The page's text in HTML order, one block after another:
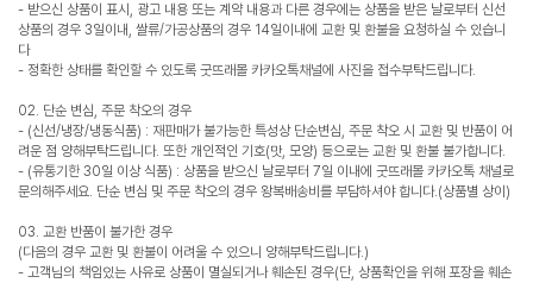
- 받으신 상품이 표시, 광고 내용 또는 계약 내용과 다른 경우에는 상품을 받은 날로부터 신선
상품의 경우 3일이내, 쌀류/가공상품의 경우 14일이내에 교환 및 환불을 요청하실 수 있습니
다
- 정확한 상태를 확인할 수 있도록 굿뜨래몰 카카오톡채널에 사진을 접수부탁드립니다.
02. 단순 변심, 주문 착오의 경우
- (신선/냉장/냉동식품) : 재판매가 불가능한 특성상 단순변심, 주문 착오 시 교환 및 반품이 어
려운 점 양해부탁드립니다. 또한 개인적인 기호(맛, 모양) 등으로는 교환 및 환불 불가합니다.
- (유통기한 30일 이상 식품) : 상품을 받으신 날로부터 7일 이내에 굿뜨래몰 카카오톡 채널로
문의해주세요. 단순 변심 및 주문 착오의 경우 왕복배송비를 부담하셔야 합니다.(상품별 상이)
03. 교환 반품이 불가한 경우
(다음의 경우 교환 및 환불이 어려울 수 있으니 양해부탁드립니다.)
- 고객님의 책임있는 사유로 상품이 멸실되거나 훼손된 경우(단, 상품확인을 위해 포장을 훼손